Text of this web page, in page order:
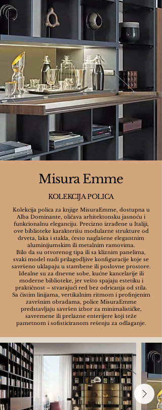
izbor luksuznih italijanskih fotelja koje spajaju
besprekornu izradu sa inovativnim dizajnom. Naša
pažljivo odabrana kolekcija uključuje kultne komade
renomiranih brendova poput Ulivi Salotti, I4Mariani,
ALIVAR, od kojih svaki nudi jedinstvene forme, bogatu
tapacirung i promišljenu ergonomiju.
Od klasičnih silueta do smele savremene estetike,
naše fotelje nude raznovrsne opcije koje se uklapaju u
različite enterijere—od intimnih kutaka za čitanje do
elegantnih dnevnih soba. Sa naglaskom na zanatske
detalje i vrhunske materijale, ove fotelje obećavaju
dugotrajnost i profinjenu lepotu.
Posetite naš salon u Beogradu kako biste lično istražili
teksture, nivoe udobnosti i mogućnosti
personalizacije. Doživite kako prava fotelja može da
vašem domu.
Misura Emme
KOLEKCIJA POLICA
Kolekcija polica za knjige MisuraEmme, dostupna u
Alba Dominante, oličava arhitektonsku jasnoću i
funkcionalnu eleganciju. Precizno izrađene u Italiji,
ove biblioteke karakterišu modularne strukture od
drveta, laka i stakla, često naglašene elegantnim
aluminijumskim ili metalnim ramovima.
Bilo da su otvorenog tipa ili sa kliznim panelima,
svaki model nudi prilagodljive konfiguracije koje se
savršeno uklapaju u stambene ili poslovne prostore.
Idealne su za dnevne sobe, kućne kancelarije ili
moderne biblioteke, jer vešto spajaju estetiku i
praktičnost – stvarajući red bez odricanja od stila.
Sa čistim linijama, vertikalnim ritmom i profinjenim
završnim obradama, police MisuraEmme
predstavljaju savršen izbor za minimalističke,
savremene ili prelazne enterijere koji teže
pametnom i sofisticiranom rešenju za odlaganje.